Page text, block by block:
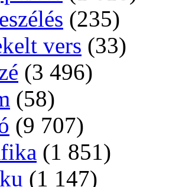
(235)
vers (33)
(3 496)
(58)
(9 707)
(1 851)
(1 147)